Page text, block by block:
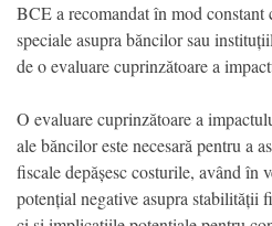
BCE a recomandat în mod constant
speciale asupra băncilor sau
de o evaluare cuprinzătoare a
O evaluare cuprinzătoare a
ale băncilor este necesară pentru a
fiscale depășesc costurile, având în
potențial negative asupra stabilității